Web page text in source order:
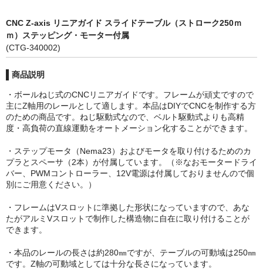
リニアガイド
材料
アルミ板
鉄板
ケミカルウッド
ペレット
POMプレート
アクリル板
ツール・計測
オシロスコープ
CNC Z-axis リニアガイド スライドテーブル（ストローク250ｍ
ｍ）ステッピング・モーター付属
(CTG-340002)
商品説明
・ボールねじ式のCNCリニアガイドです。フレームが頑丈ですので
主にZ軸用のレールとして適します。本品はDIYでCNCを制作する方
のための商品です。ねじ駆動式なので、ベルト駆動式よりも高精
度・高負荷の直線運動をオートメーション化することができます。
・ステップモータ（Nema23）およびモータを取り付けるためのカ
プラとスペーサ（2本）が付属しています。（※なおモータードライ
バー、PWMコントローラー、12V電源は付属しておりませんので個
別にご用意ください。）
・フレームはVスロットに準拠した形状になっていますので、あな
たがアルミVスロットで制作した構造物に自在に取り付けることが
できます。
・本品のレールの長さは約280㎜ですが、テーブルの可動域は250㎜
です。Z軸の可動域としては十分な長さになっています。